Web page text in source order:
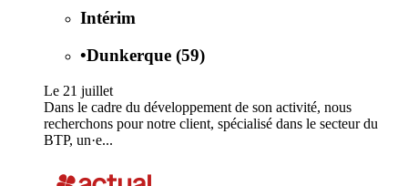
Intérim
•Dunkerque (59)
Le 21 juillet
Dans le cadre du développement de son activité, nous
recherchons pour notre client, spécialisé dans le secteur du
BTP, un·e...